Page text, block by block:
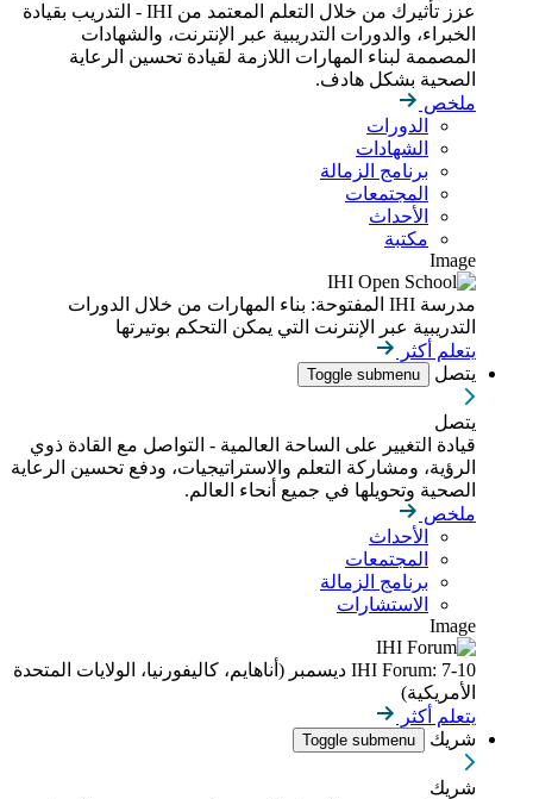
عزز تأثيرك من خلال التعلم المعتمد من IHI - التدريب بقيادة
الخبراء، والدورات التدريبية عبر الإنترنت، والشهادات
المصممة لبناء المهارات اللازمة لقيادة تحسين الرعاية
الصحية بشكل هادف.
ملخص
الدورات
الشهادات
برنامج الزمالة
المجتمعات
الأحداث
مكتبة
Image
مدرسة IHI المفتوحة: بناء المهارات من خلال الدورات
التدريبية عبر الإنترنت التي يمكن التحكم بوتيرتها
يتعلم أكثر
يتصل
Toggle submenu
يتصل
قيادة التغيير على الساحة العالمية - التواصل مع القادة ذوي
الرؤية، ومشاركة التعلم والاستراتيجيات، ودفع تحسين الرعاية
الصحية وتحويلها في جميع أنحاء العالم.
ملخص
الأحداث
المجتمعات
برنامج الزمالة
الاستشارات
Image
IHI Forum: 7-10 ديسمبر (أناهايم، كاليفورنيا، الولايات المتحدة
الأمريكية)
يتعلم أكثر
شريك
Toggle submenu
شريك